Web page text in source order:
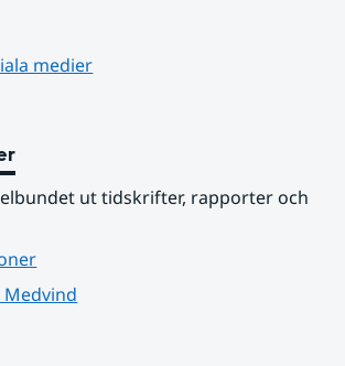
medier
ut tidskrifter, rapporter och